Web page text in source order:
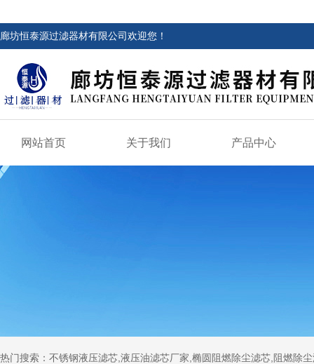
廊坊恒泰源过滤器材有限公司欢迎您！
网站首页 关于我们 产品中心
热门搜索：不锈钢液压滤芯,液压油滤芯厂家,椭圆阻燃除尘滤芯,阻燃除